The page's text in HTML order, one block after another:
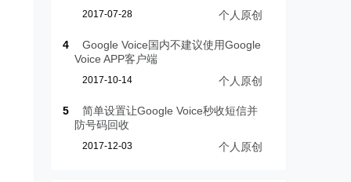
2017-07-28 个人原创
4
Google Voice国内不建议使用Google
Voice APP客户端
2017-10-14 个人原创
5
简单设置让Google Voice秒收短信并
防号码回收
2017-12-03 个人原创